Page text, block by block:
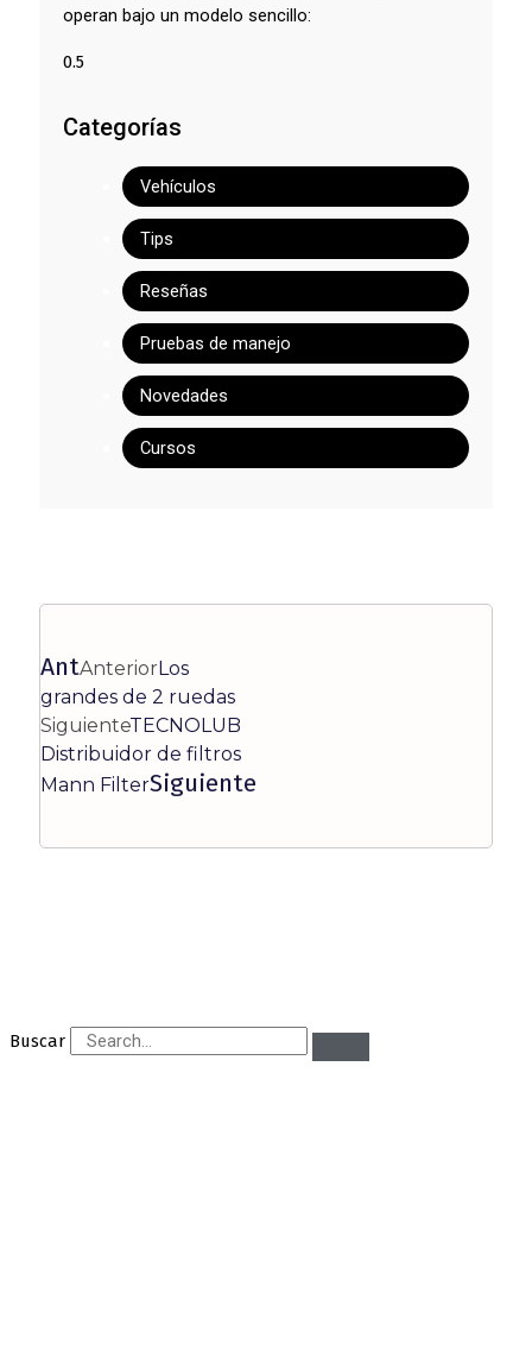
operan bajo un modelo sencillo:
Categorías
Vehículos
Tips
Reseñas
Pruebas de manejo
Novedades
Cursos
AntAnterior Los
grandes de 2 ruedas
SiguienteTECNOLUB
Distribuidor de filtros
Mann FilterSiguiente
Buscar